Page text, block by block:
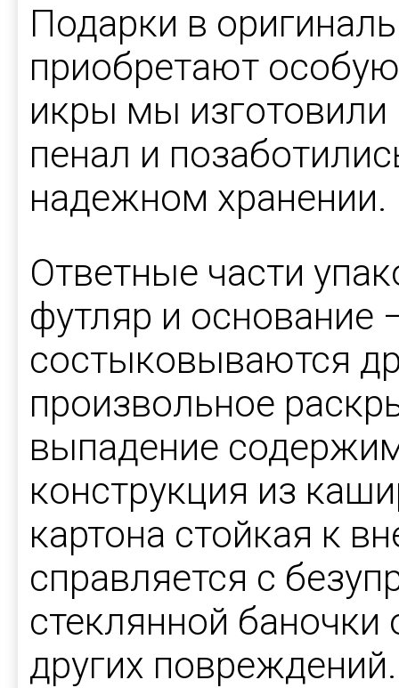
Подарки в
приобретают
икры мы
пенал и
надежном хранении.
Ответные части
футляр и основание
состыковываются
произвольное
выпадение
конструкция из
картона стойкая к
справляется с
стеклянной
других повреждений.